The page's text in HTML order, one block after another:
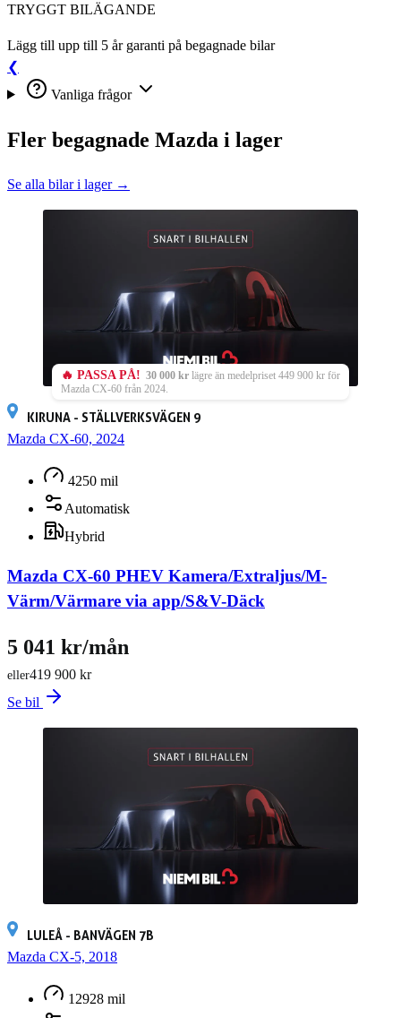
TRYGGT BILÄGANDE
Lägg till upp till 5 år garanti på begagnade bilar
❮
Vanliga frågor
Fler begagnade Mazda i lager
Se alla bilar i lager →
🔥 PASSA PÅ! 30 000 kr lägre än medelpriset 449 900 kr för
Mazda CX-60 från 2024.
KIRUNA - STÄLLVERKSVÄGEN 9
Mazda CX-60, 2024
4250 mil
Automatisk
Hybrid
Mazda CX-60 PHEV Kamera/Extraljus/M-
Värm/Värmare via app/S&V-Däck
419 900 kr
eller
5 041 kr/mån
Se bil
LULEÅ - BANVÄGEN 7B
Mazda CX-5, 2018
12928 mil